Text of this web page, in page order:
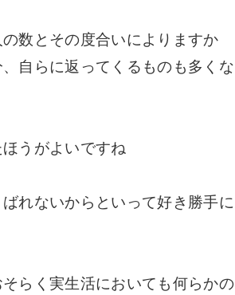
数とその度合いによりますか
自らに返ってくるものも多くな
うがよいですね
れないからといって好き勝手に
らく実生活においても何らかの